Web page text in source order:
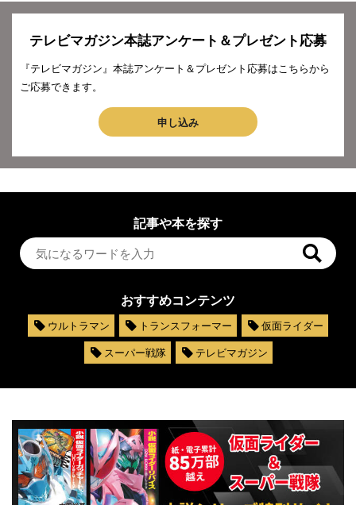
テレビマガジン本誌アンケート＆プレゼント応募
『テレビマガジン』本誌アンケート＆プレゼント応募はこちらから
ご応募できます。
申し込み
記事や本を探す
おすすめコンテンツ
ウルトラマン トランスフォーマー
仮面ライダー
スーパー戦隊
テレビマガジン